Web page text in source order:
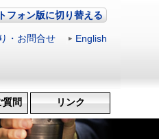
フォン版に切り替える
・お問合せ English
問 リンク